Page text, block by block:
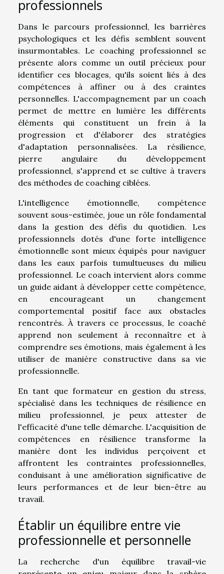
professionnels
Dans le parcours professionnel, les barrières
psychologiques et les défis semblent souvent
insurmontables. Le coaching professionnel se
présente alors comme un outil précieux pour
identifier ces blocages, qu'ils soient liés à des
compétences à affiner ou à des craintes
personnelles. L'accompagnement par un coach
permet de mettre en lumière les différents
éléments qui constituent un frein à la
progression et d'élaborer des stratégies
d'adaptation personnalisées. La résilience,
pierre angulaire du développement
professionnel, s'apprend et se cultive à travers
des méthodes de coaching ciblées.
L'intelligence émotionnelle, compétence
souvent sous-estimée, joue un rôle fondamental
dans la gestion des défis du quotidien. Les
professionnels dotés d'une forte intelligence
émotionnelle sont mieux équipés pour naviguer
dans les eaux parfois tumultueuses du milieu
professionnel. Le coach intervient alors comme
un guide aidant à développer cette compétence,
en encourageant un changement
comportemental positif face aux obstacles
rencontrés. À travers ce processus, le coaché
apprend non seulement à reconnaître et à
comprendre ses émotions, mais également à les
utiliser de manière constructive dans sa vie
professionnelle.
En tant que formateur en gestion du stress,
spécialisé dans les techniques de résilience en
milieu professionnel, je peux attester de
l'efficacité d'une telle démarche. L'acquisition de
compétences en résilience transforme la
manière dont les individus perçoivent et
affrontent les contraintes professionnelles,
conduisant à une amélioration significative de
leurs performances et de leur bien-être au
travail.
Établir un équilibre entre vie
professionnelle et personnelle
La recherche d'un équilibre travail-vie